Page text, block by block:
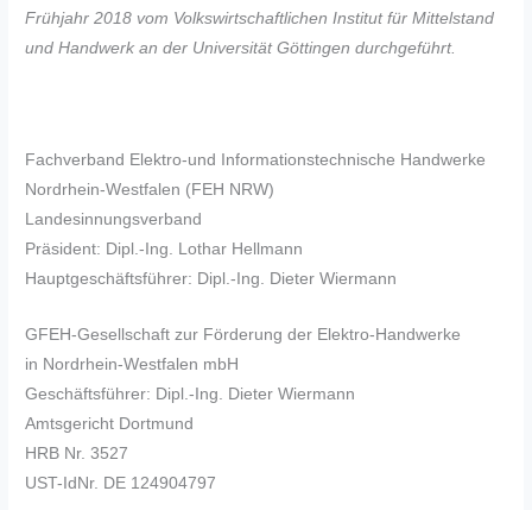
Frühjahr 2018 vom Volkswirtschaftlichen Institut für Mittelstand
und Handwerk an der Universität Göttingen durchgeführt.
Fachverband Elektro-und Informationstechnische Handwerke
Nordrhein-Westfalen (FEH NRW)
Landesinnungsverband
Präsident: Dipl.-Ing. Lothar Hellmann
Hauptgeschäftsführer: Dipl.-Ing. Dieter Wiermann
GFEH-Gesellschaft zur Förderung der Elektro-Handwerke
in Nordrhein-Westfalen mbH
Geschäftsführer: Dipl.-Ing. Dieter Wiermann
Amtsgericht Dortmund
HRB Nr. 3527
UST-IdNr. DE 124904797